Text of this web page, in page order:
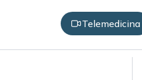
Telemedicina